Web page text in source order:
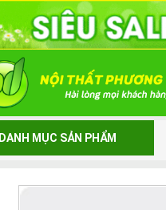
DANH MỤC SẢN PHẨM